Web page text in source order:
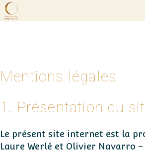
Skip
to
content
Mentions légales
1. Présentation du
Le présent site internet est la
Laure Werlé et Olivier Navarro –